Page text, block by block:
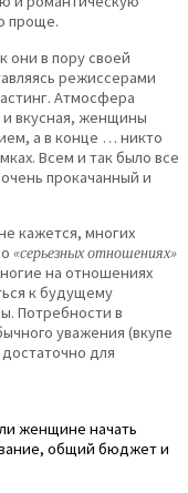
проще.
они в пору своей
режиссерами
Атмосфера
и вкусная, женщины
а в конце … никто
Всем и так было все
прокачанный и
кажется, многих
«серьезных отношениях»
на отношениях
к будущему
Потребности в
уважения (вкупе
для
женщине начать
общий бюджет и